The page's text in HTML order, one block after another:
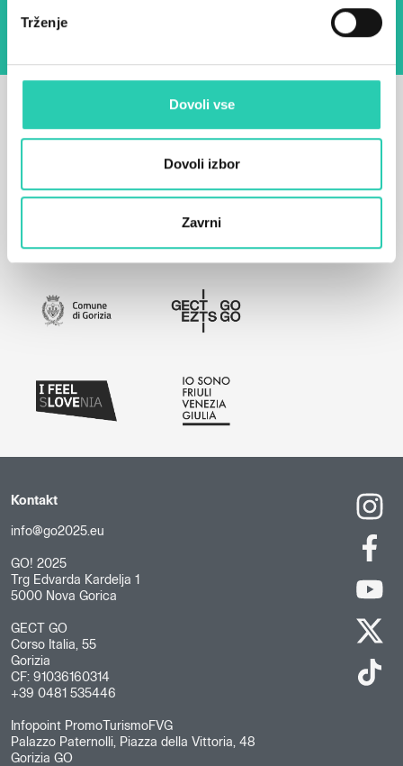
Trženje
Dovoli vse
Dovoli izbor
Zavrni
Kontakt
info@go2025.eu
GO! 2025
Trg Edvarda Kardelja 1
5000 Nova Gorica
GECT GO
Corso Italia, 55
Gorizia
CF: 91036160314
+39 0481 535446
Infopoint PromoTurismoFVG
Palazzo Paternolli, Piazza della Vittoria, 48
Gorizia GO